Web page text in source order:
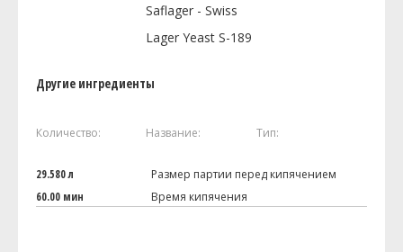
Saflager - Swiss
Lager Yeast S-189
Другие ингредиенты
Количество: Название: Тип:
29.580 л
Размер партии перед кипячением
60.00 мин
Время кипячения